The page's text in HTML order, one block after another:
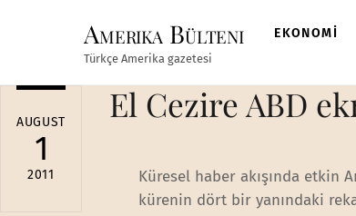
Amerika Bülteni
Türkçe Amerika gazetesi
EKONOMİ
AUGUST
1
2011
El Cezire ABD
Küresel haber akışında etkin
kürenin dört bir yanındaki